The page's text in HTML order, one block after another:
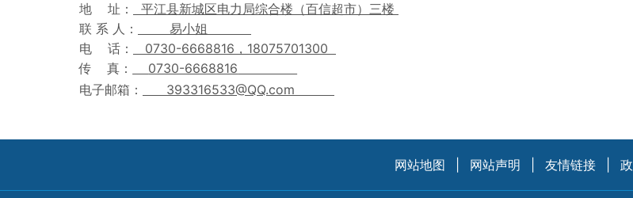
地
址：
平江县新城区电力局综合楼（百信超市）三楼
联 系 人：
易小姐
电
话： 0730-6668816 ， 18075701300
传 真： 0730-6668816
电子邮箱： 393316533@QQ.com
网站地图 网站声明 友情链接